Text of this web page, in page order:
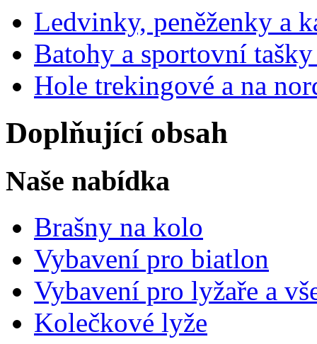
Ledvinky, peněženky a
Batohy a sportovní
Hole trekingové a na
Doplňující obsah
Naše nabídka
Brašny na kolo
Vybavení pro biatlon
Vybavení pro lyžaře a
Kolečkové lyže